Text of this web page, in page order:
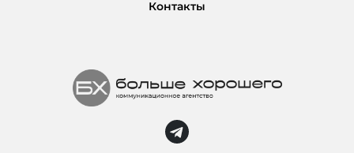
Контакты